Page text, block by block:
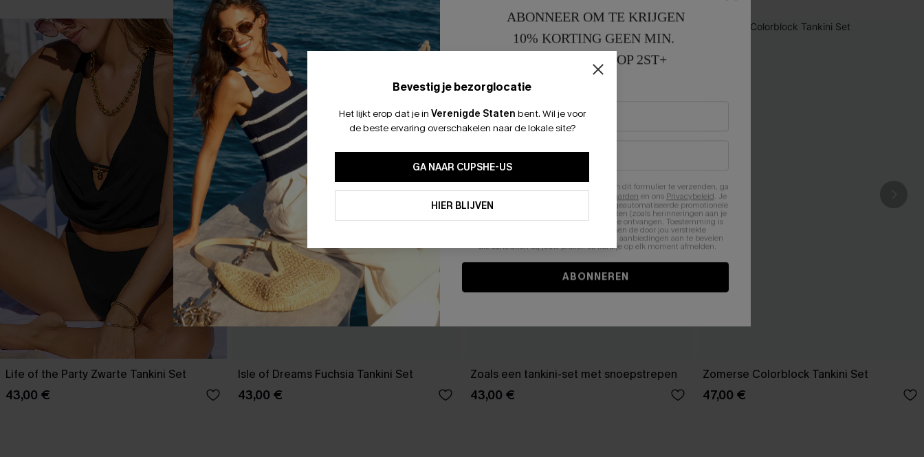
Life of the Party Zwarte Tankini Set
43,00 €
Isle of Dreams Fuchsia Tankini Set
43,00 €
Zoals een tankini-set met snoepstrepen
43,00 €
Zomerse Colorblock Tankini Set
47,00 €
Bevestig je bezorglocatie
Het lijkt erop dat je in Verenigde Staten bent. Wil je voor
de beste ervaring overschakelen naar de lokale site?
GA NAAR CUPSHE-US
HIER BLIJVEN
ABONNEER OM TE KRIJGEN
10% KORTING GEEN MIN.
15% KORTING OP 2ST+
Door je contactgegevens in te vullen en dit formulier te verzenden, ga
Algemene Voorwaarden en ons Privacybeleid. Je
stemt er tevens mee in om herhaalde geautomatiseerde promotionele
en gepersonaliseerde marketingberichten (zoals herinneringen aan je
winkelwagen) en e-mails van Cupshe te ontvangen. Toestemming is
niet vereist voor een aankoop. We kunnen de door jou verstrekte
informatie gebruiken om producten en aanbiedingen aan te bevelen
die aansluiten bij jouw profiel. Je kunt je op elk moment afmelden.
ABONNEREN